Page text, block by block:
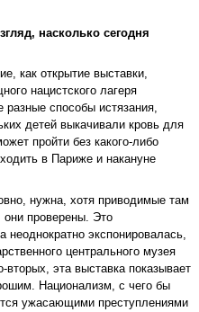
насколько сегодня
как открытие выставки,
нацистского лагеря
способы истязания,
детей выкачивали кровь для
пройти без какого-либо
в Париже и накануне
нужна, хотя приводимые там
проверены. Это
экспонировалась,
центрального музея
вторых, эта выставка показывает
Национализм, с чего бы
ужасающими преступлениями